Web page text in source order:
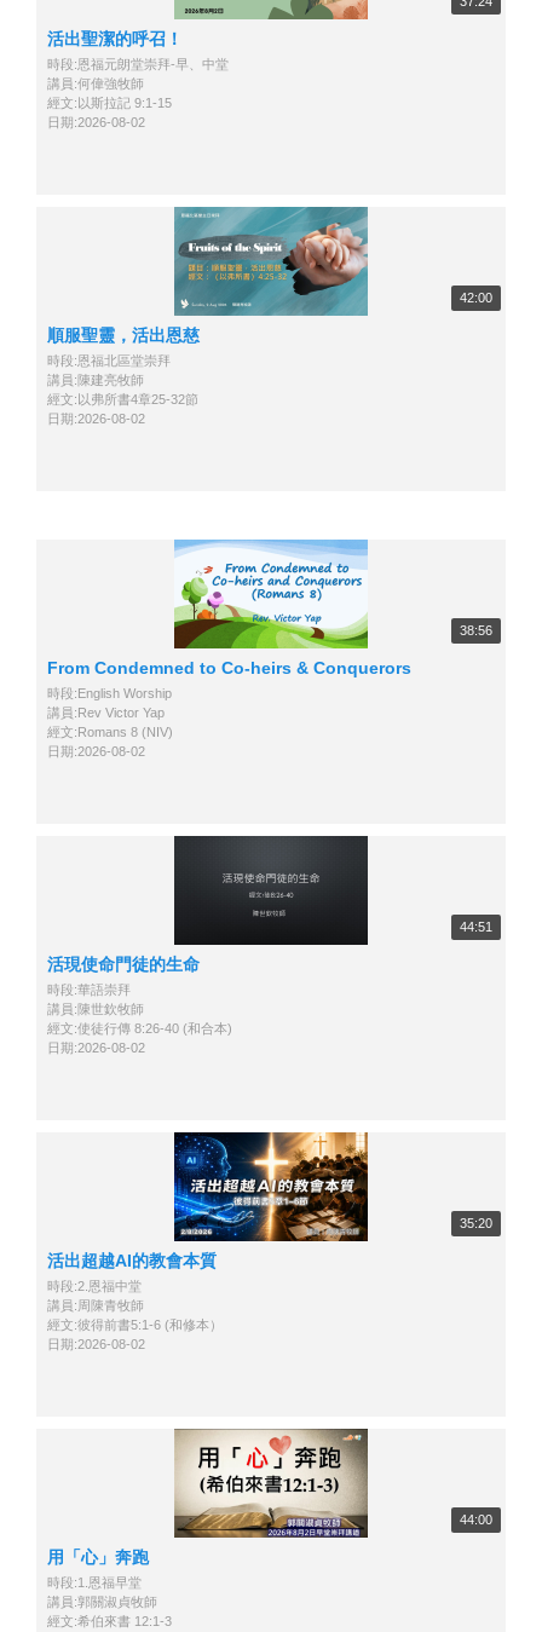
活出聖潔的呼召！
時段:恩福元朗堂崇拜-早、中堂
講員:何偉強牧師
經文:以斯拉記 9:1-15
日期:2026-08-02
42:00
順服聖靈，活出恩慈
時段:恩福北區堂崇拜
講員:陳建亮牧師
經文:以弗所書4章25-32節
日期:2026-08-02
38:56
From Condemned to Co-heirs & Conquerors
時段:English Worship
講員:Rev Victor Yap
經文:Romans 8 (NIV)
日期:2026-08-02
44:51
活現使命門徒的生命
時段:華語崇拜
講員:陳世欽牧師
經文:使徒行傳 8:26-40 (和合本)
日期:2026-08-02
35:20
活出超越AI的教會本質
時段:2.恩福中堂
講員:周陳青牧師
經文:彼得前書5:1-6 (和修本）
日期:2026-08-02
44:00
用「心」奔跑
時段:1.恩福早堂
講員:郭關淑貞牧師
經文:希伯來書 12:1-3